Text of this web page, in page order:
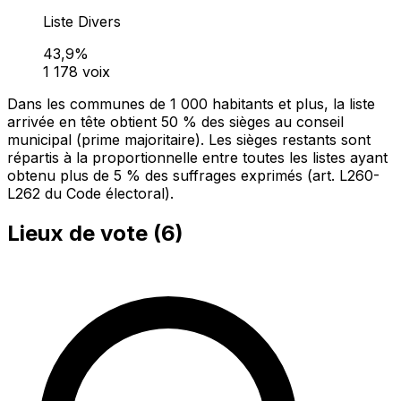
Liste Divers
43,9%
1 178 voix
Dans les communes de 1 000 habitants et plus, la liste
arrivée en tête obtient 50 % des sièges au conseil
municipal (prime majoritaire). Les sièges restants sont
répartis à la proportionnelle entre toutes les listes ayant
obtenu plus de 5 % des suffrages exprimés (art. L260-
L262 du Code électoral).
Lieux de vote (6)